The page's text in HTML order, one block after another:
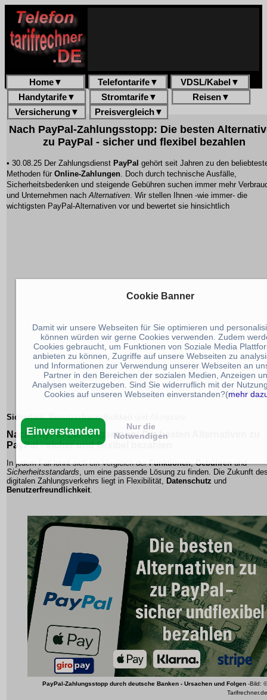
Home▼ Telefontarife▼ VDSL/Kabel ▼
Handytarife▼ Stromtarife▼ Reisen▼
Versicherung▼ Preisvergleich▼
Nach PayPal-Zahlungsstopp: Die besten
zu PayPal - sicher und flexibel bezahlen
• 30.08.25 Der Zahlungsdienst PayPal gehört seit Jahren zu den
Methoden für Online-Zahlungen. Doch durch technische Ausfälle,
Sicherheitsbedenken und steigende Gebühren suchen immer mehr
und Unternehmen nachAlternativen. Wir stellen Ihnen -wie immer- die
wichtigsten PayPal-Alternativen vor und bewertet sie hinsichtlich
Sicherheit,Benutzerfreundlichkeit
Nach PayPal-Zahlungsstopp: Die besten Alternativen zu
PayPal - sicher und flexibel bezahlen
In jedem Fall lohnt sich ein Vergleich derFunktionen,Gebührenund
Sicherheitsstandards, um eine passende Lösung zu finden. Die Zukunft
digitalen Zahlungsverkehrs liegt in Flexibilität, Datenschutz und
Benutzerfreundlichkeit.
PayPal-Zahlungsstopp durch deutsche Banken - Ursachen und Folgen -Bild: ©
Tarifrechner.de
Cookie Banner
Damit wir unsere Webseiten für Sie optimieren und
können würden wir gerne Cookies verwenden. Zudem
Cookies gebraucht, um Funktionen von Soziale Media
anbieten zu können, Zugriffe auf unsere Webseiten zu
und Informationen zur Verwendung unserer Webseiten an
Partner in den Bereichen der sozialen Medien, Anzeigen
Analysen weiterzugeben. Sind Sie widerruflich mit der
Cookies auf unseren Webseiten einverstanden?(mehr
Einverstanden
Nur die
Notwendigen